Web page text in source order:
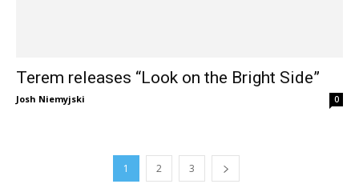
Terem releases “Look on the Bright Side”
Josh Niemyjski 0
1 2 3